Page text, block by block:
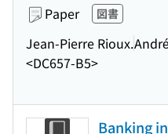
Paper 図書
Jean-Pierre Rioux.
<DC657-B5>
Banking